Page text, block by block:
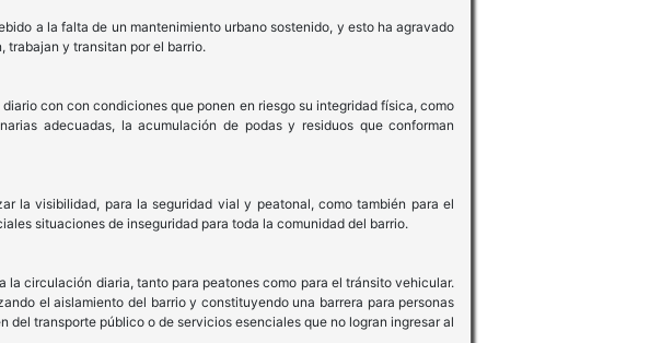
a la falta de un mantenimiento urbano sostenido, y esto ha agravado
trabajan y transitan por el barrio.
con con condiciones que ponen en riesgo su integridad física, como
adecuadas, la acumulación de podas y residuos que conforman
la visibilidad, para la seguridad vial y peatonal, como también para el
situaciones de inseguridad para toda la comunidad del barrio.
circulación diaria, tanto para peatones como para el tránsito vehicular.
el aislamiento del barrio y constituyendo una barrera para personas
transporte público o de servicios esenciales que no logran ingresar al